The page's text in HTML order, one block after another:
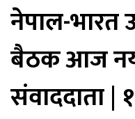
नेपाल-भारत
बैठक आज
संवाददाता |